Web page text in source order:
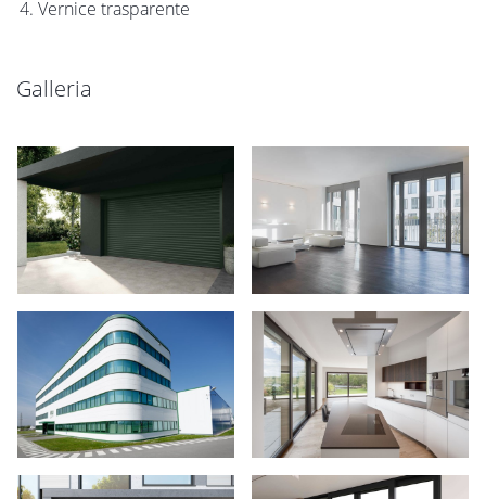
Vernice trasparente
Galleria